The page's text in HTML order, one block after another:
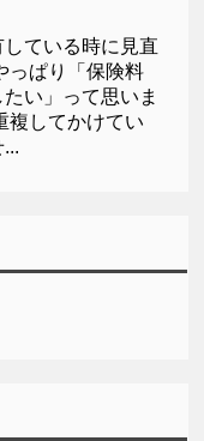
ている時に見直
っぱり「保険料
い」って思いま
複してかけてい